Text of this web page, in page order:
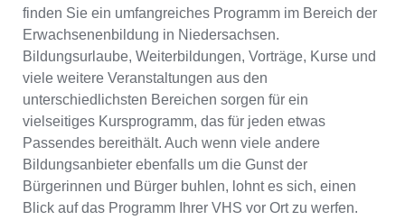
finden Sie ein umfangreiches Programm im Bereich der
Erwachsenenbildung in Niedersachsen.
Bildungsurlaube, Weiterbildungen, Vorträge, Kurse und
viele weitere Veranstaltungen aus den
unterschiedlichsten Bereichen sorgen für ein
vielseitiges Kursprogramm, das für jeden etwas
Passendes bereithält. Auch wenn viele andere
Bildungsanbieter ebenfalls um die Gunst der
Bürgerinnen und Bürger buhlen, lohnt es sich, einen
Blick auf das Programm Ihrer VHS vor Ort zu werfen.